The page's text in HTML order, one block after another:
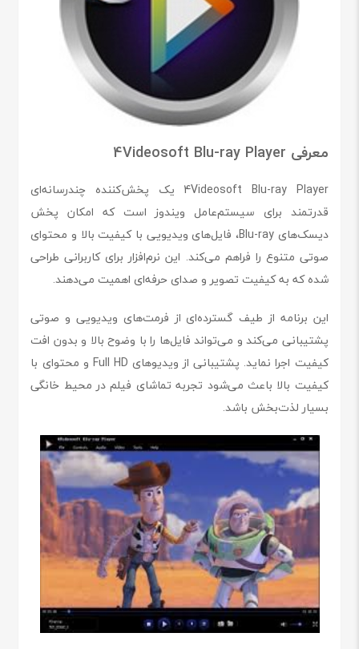
معرفی 4Videosoft Blu-ray Player
4Videosoft Blu-ray Player یک پخش‌کننده چندرسانه‌ای
قدرتمند برای سیستم‌عامل ویندوز است که امکان پخش
دیسک‌های Blu-ray، فایل‌های ویدیویی با کیفیت بالا و محتوای
صوتی متنوع را فراهم می‌کند. این نرم‌افزار برای کاربرانی طراحی
شده که به کیفیت تصویر و صدای حرفه‌ای اهمیت می‌دهند.
این برنامه از طیف گسترده‌ای از فرمت‌های ویدیویی و صوتی
پشتیبانی می‌کند و می‌تواند فایل‌ها را با وضوح بالا و بدون افت
کیفیت اجرا نماید. پشتیبانی از ویدیوهای Full HD و محتوای با
کیفیت بالا باعث می‌شود تجربه تماشای فیلم در محیط خانگی
بسیار لذت‌بخش باشد.